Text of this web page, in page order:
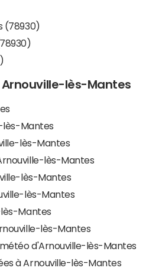
(78930)
Arnouville-lès-Mantes
lès-Mantes
lès-Mantes
lès-Mantes
lès-Mantes
lès-Mantes
Mantes
lès-Mantes
d'Arnouville-lès-Mantes
à Arnouville-lès-Mantes